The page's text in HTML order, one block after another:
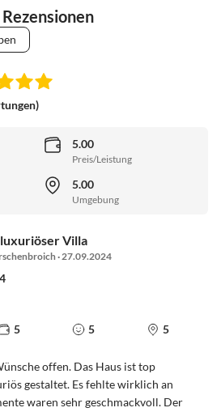
5.00
Preis/Leistung
5.00
Umgebung
Villa
· 27.09.2024
5 5 5
offen. Das Haus ist top
gestaltet. Es fehlte wirklich an
waren sehr geschmackvoll. Der